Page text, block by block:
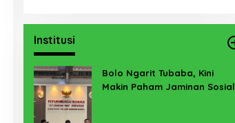
Institusi
Bolo Ngarit Tubaba, Kini
Makin Paham Jaminan Sosial